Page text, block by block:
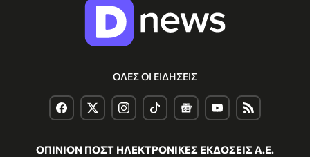
ΟΛΕΣ ΟΙ ΕΙΔΗΣΕΙΣ
ΟΠΙΝΙΟΝ ΠΟΣΤ ΗΛΕΚΤΡΟΝΙΚΕΣ ΕΚΔΟΣΕΙΣ Α.Ε.